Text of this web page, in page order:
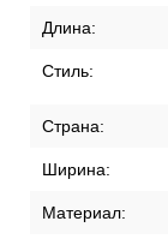
Длина:
Стиль:
Страна:
Ширина:
Материал: